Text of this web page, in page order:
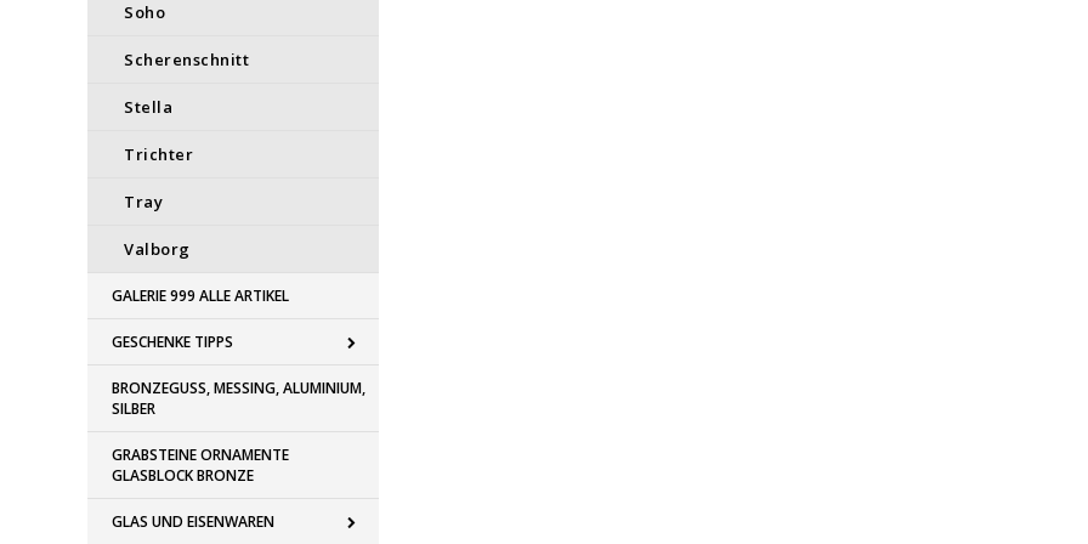
Soho
Scherenschnitt
Stella
Trichter
Tray
Valborg
GALERIE 999 ALLE ARTIKEL
GESCHENKE TIPPS
BRONZEGUSS, MESSING, ALUMINIUM,
SILBER
GRABSTEINE ORNAMENTE
GLASBLOCK BRONZE
GLAS UND EISENWAREN